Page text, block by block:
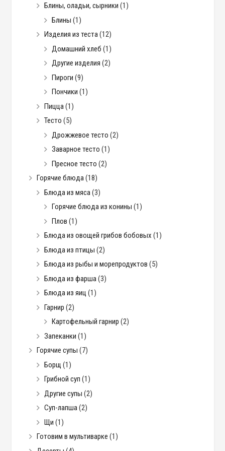
Блины, оладьи, сырники (1)
Блины (1)
Изделия из теста(12)
Домашний хлеб (1)
Другие изделия (2)
Пироги (9)
Пончики (1)
Пицца(1)
Тесто (5)
Дрожжевое тесто (2)
Заварное тесто (1)
Пресное тесто (2)
Горячие блюда(18)
Блюда из мяса(3)
Горячие блюда из конины (1)
Плов (1)
Блюда из овощей грибов бобовых (1)
Блюда из птицы (2)
Блюда из рыбы и морепродуктов (5)
Блюда из фарша(3)
Блюда из яиц (1)
Гарнир (2)
Картофельный гарнир (2)
Запеканки (1)
Горячие супы (7)
Борщ (1)
Грибной суп (1)
Другие супы (2)
Суп-лапша(2)
Щи (1)
Готовим в мультиварке (1)